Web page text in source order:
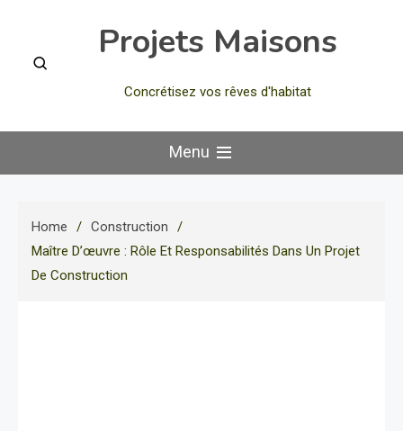
content
Projets Maisons
Concrétisez vos rêves d'habitat
Menu
Home
Construction
Maître D’œuvre : Rôle Et Responsabilités Dans Un Projet
De Construction